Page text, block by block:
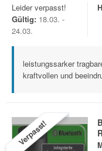
Leider verpasst!
Gültig: 18.03. -
24.03.
leistungssarker
kraftvollen und
Verpasst!